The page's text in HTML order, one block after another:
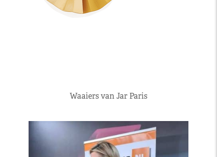
Waaiers van Jar Paris